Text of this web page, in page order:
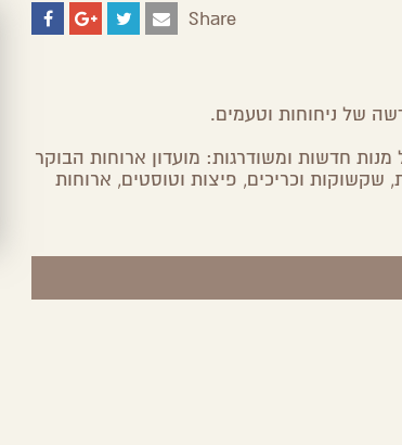
Share
של ניחוחות וטעמים.
חדשות ומשודרגות: מועדון ארוחות הבוקר
שקשוקות וכריכים, פיצות וטוסטים, ארוחות